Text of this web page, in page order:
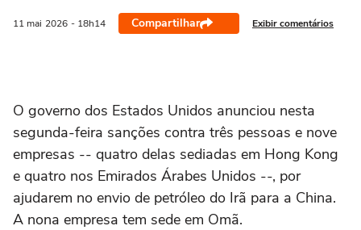
11 mai 2026 - 18h14 Compartilhar Exibir comentários
O governo ‌dos Estados Unidos anunciou nesta
segunda-feira sanções contra três pessoas e nove
empresas -- quatro delas sediadas em Hong Kong
e quatro nos Emirados Árabes ⁠Unidos --, por
ajudarem no envio de ‌petróleo do Irã para a China.
A nona empresa tem sede em ‌Omã.